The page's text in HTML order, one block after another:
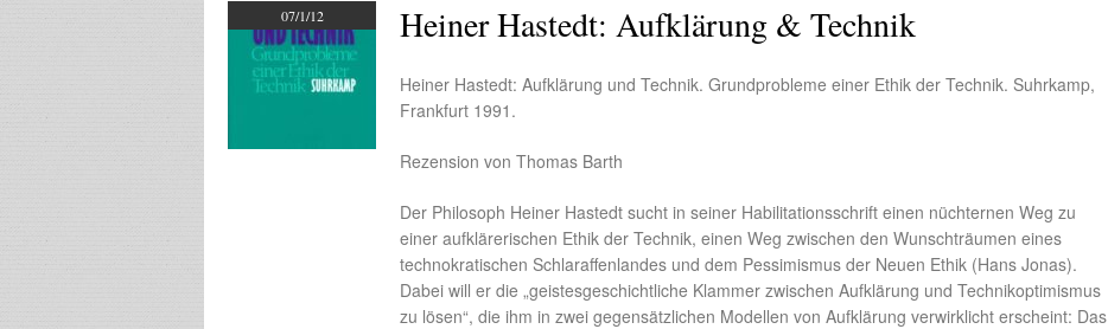
07/1/12 Heiner Hastedt: Aufklärung & Technik
Heiner Hastedt: Aufklärung und Technik. Grundprobleme einer Ethik der Technik. Suhrkamp,
Frankfurt 1991.
Rezension von Thomas Barth
Der Philosoph Heiner Hastedt sucht in seiner Habilitationsschrift einen nüchternen Weg zu
einer aufklärerischen Ethik der Technik, einen Weg zwischen den Wunschträumen eines
technokratischen Schlaraffenlandes und dem Pessimismus der Neuen Ethik (Hans Jonas).
Dabei will er die „geistesgeschichtliche Klammer zwischen Aufklärung und Technikoptimismus
zu lösen“, die ihm in zwei gegensätzlichen Modellen von Aufklärung verwirklicht erscheint: Das